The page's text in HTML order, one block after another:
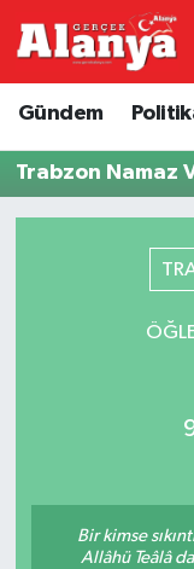
Gündem
Trabzon Namaz
Bir kimse
Allâhü Teâlâ
Genel
Bilim
Bilim ve
Trafik
Süper Lig
Tüm
Son Dakika